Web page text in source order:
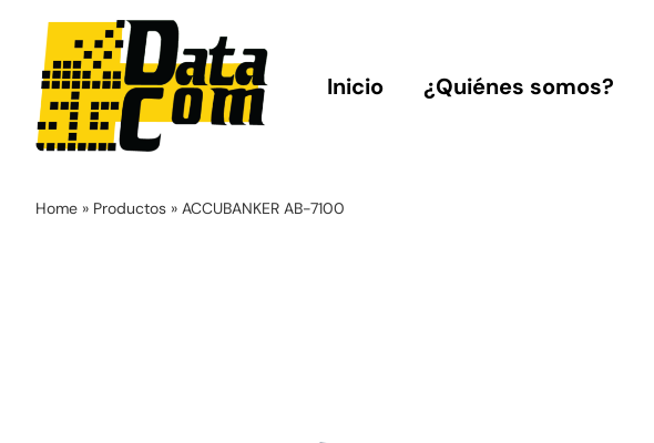
contenido
Inicio ¿Quiénes somos?
Home» Productos» ACCUBANKER AB-7100